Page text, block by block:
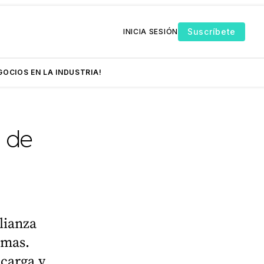
INICIA SESIÓN Suscríbete
EN LA INDUSTRIA!
de